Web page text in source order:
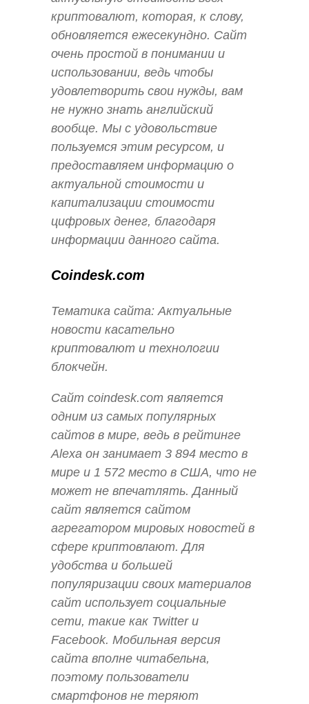
криптовалют, которая, к слову,
обновляется ежесекундно. Сайт
очень простой в понимании и
использовании, ведь чтобы
удовлетворить свои нужды, вам
не нужно знать английский
вообще. Мы с удовольствие
пользуемся этим ресурсом, и
предоставляем информацию о
актуальной стоимости и
капитализации стоимости
цифровых денег, благодаря
информации данного сайта.
Coindesk.com
Тематика сайта: Актуальные
новости касательно
криптовалют и технологии
блокчейн.
Сайт coindesk.com является
одним из самых популярных
сайтов в мире, ведь в рейтинге
Alexa он занимает 3 894 место в
мире и 1 572 место в США, что не
может не впечатлять. Данный
сайт является сайтом
агрегатором мировых новостей в
сфере криптовлают. Для
удобства и большей
популяризации своих материалов
сайт использует социальные
сети, такие как Twitter и
Facebook. Мобильная версия
сайта вполне читабельна,
поэтому пользователи
смартфонов не теряют